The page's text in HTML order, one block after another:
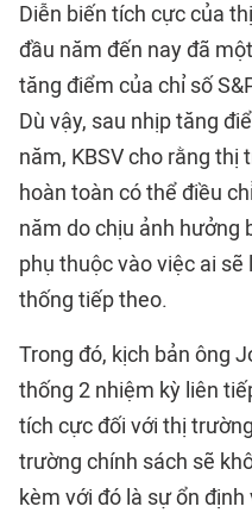
Diễn biến tích cực của
đầu năm đến nay đã
tăng điểm của chỉ số
Dù vậy, sau nhịp tăng
năm, KBSV cho rằng
hoàn toàn có thể điều
năm do chịu ảnh hưởng
phụ thuộc vào việc ai
thống tiếp theo.
Trong đó, kịch bản ông
thống 2 nhiệm kỳ liên
tích cực đối với thị
trường chính sách sẽ
kèm với đó là sự ổn